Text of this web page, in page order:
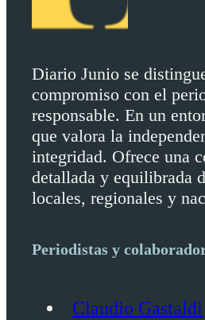
Diario Junio se
compromiso con el
responsable. En un
que valora la
integridad. Ofrece una
detallada y equilibrada
locales, regionales y
Periodistas y
Claudio Gastaldi